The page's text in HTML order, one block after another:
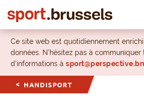
Ce site web est quotidiennement
données. N’hésitez pas à
d’informations à
HANDISPORT